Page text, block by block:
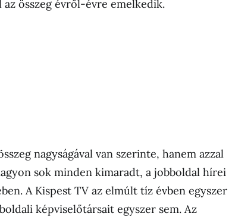
az összeg évről-évre emelkedik.
nagyságával van szerinte, hanem azzal
sok minden kimaradt, a jobboldal hírei
A Kispest TV az elmúlt tíz évben egyszer
képviselőtársait egyszer sem. Az